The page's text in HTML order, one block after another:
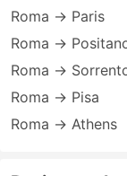
Roma → Paris
Roma →
Roma →
Roma → Pisa
Roma → Athens